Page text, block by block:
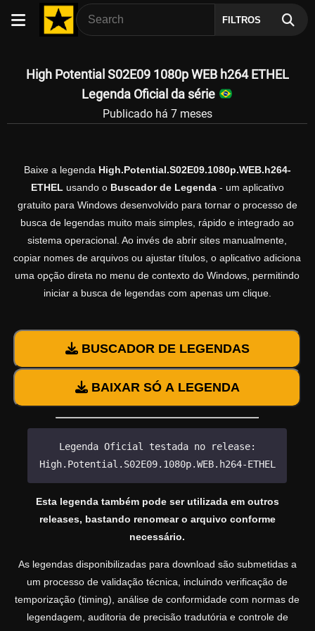
FILTROS
High Potential S02E09 1080p WEB h264 ETHEL
Legenda Oficial da série
Publicado há 7 meses
Baixe a legenda High.Potential.S02E09.1080p.WEB.h264-
ETHELusando o Buscador de Legenda- um aplicativo
gratuito para Windows desenvolvido para tornar o processo de
busca de legendas muito mais simples, rápido e integrado ao
sistema operacional. Ao invés de abrir sites manualmente,
copiar nomes de arquivos ou ajustar títulos, o aplicativo adiciona
uma opção direta no menu de contexto do Windows, permitindo
iniciar a busca de legendas com apenas um clique.
BUSCADOR DE LEGENDAS
BAIXAR SÓ A LEGENDA
Legenda Oficial testada no release:
High.Potential.S02E09.1080p.WEB.h264-ETHEL
Esta legenda também pode ser utilizada em outros
releases, bastando renomear o arquivo conforme
necessário.
As legendas disponibilizadas para download são submetidas a
um processo de validação técnica, incluindo verificação de
temporização (timing), análise de conformidade com normas de
legendagem, auditoria de precisão tradutória e controle de